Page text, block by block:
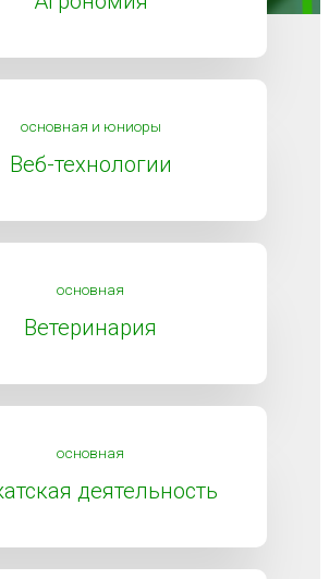
основная и юниоры
Веб-технологии
основная
Ветеринария
основная
деятельность